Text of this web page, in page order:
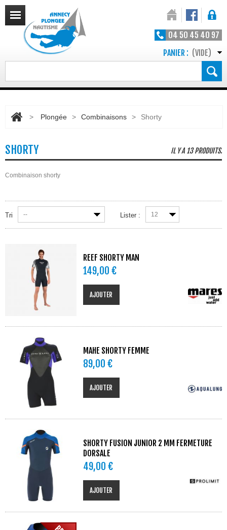
04 50 45 40 97
PANIER : (VIDE)
> Plongée > Combinaisons > Shorty
SHORTY IL Y A 13 PRODUITS.
Combinaison shorty
Tri -- Lister : 12
REEF SHORTY MAN
149,00 €
AJOUTER
MAHE SHORTY FEMME
89,00 €
AJOUTER
SHORTY FUSION JUNIOR 2 MM FERMETURE
DORSALE
49,00 €
AJOUTER